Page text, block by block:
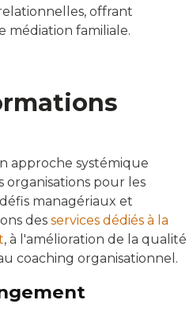
offrant
médiation familiale.
approche systémique
organisations pour les
managériaux et
des services dédiés à la
, à l'amélioration de la qualité
coaching organisationnel.